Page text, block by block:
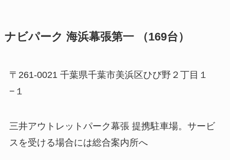
ナビパーク 海浜幕張第一 （169台）
〒261-0021 千葉県千葉市美浜区ひび野２丁目１
−１
三井アウトレットパーク幕張 提携駐車場。サービ
スを受ける場合には総合案内所へ